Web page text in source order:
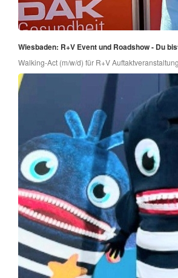
Wiesbaden: R+V Event und Roadshow - Du
Walking-Act (m/w/d) für R+V